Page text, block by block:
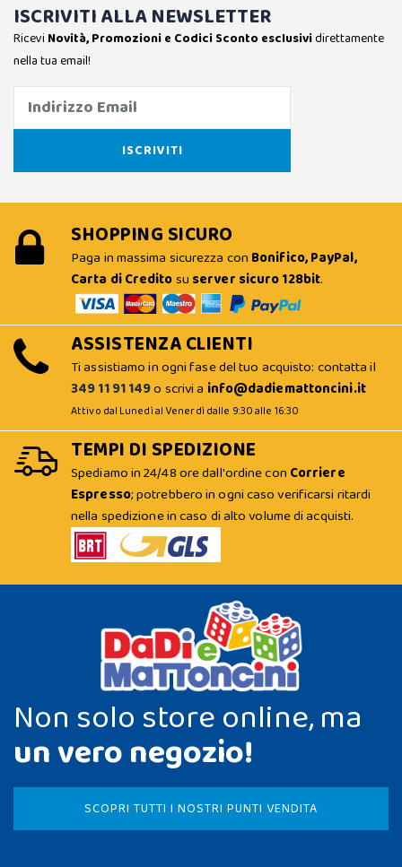
ISCRIVITI ALLA NEWSLETTER
Ricevi Novità, Promozioni e Codici Sconto esclusividirettamente
nella tua email!
SHOPPING SICURO
Paga in massima sicurezza con Bonifico, PayPal,
Carta di Creditosu server sicuro 128bit.
ASSISTENZA CLIENTI
Ti assistiamo in ogni fase del tuo acquisto: contatta il
349 11 91 149o scrivi a info@dadiemattoncini.it
Attivo dal Lunedì al Venerdì dalle 9:30 alle 16:30
TEMPI DI SPEDIZIONE
Spediamo in 24/48 ore dall'ordine con Corriere
Espresso; potrebbero in ogni caso verificarsi ritardi
nella spedizione in caso di alto volume di acquisti.
Non solo store online, ma
un vero negozio!
SCOPRI TUTTI I NOSTRI PUNTI VENDITA